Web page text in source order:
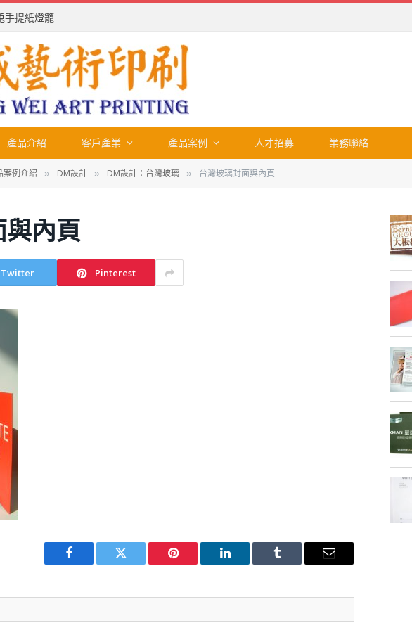
手提紙燈籠
產品介紹 客戶產業 產品案例 人才招募 業務聯絡
案例介紹 » DM設計 » DM設計：台灣玻璃 » 台灣玻璃封面與內頁
內頁
Twitter Pinterest
Facebook Twitter Pinterest LinkedIn Tumblr Email